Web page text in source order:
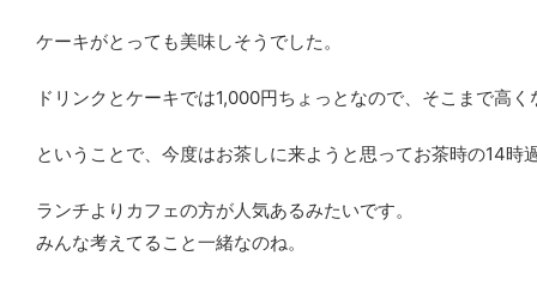
ケーキがとっても美味しそうでした。
ドリンクとケーキでは1,000円ちょっとなので、そこまで高く
ということで、今度はお茶しに来ようと思ってお茶時の14時
ランチよりカフェの方が人気あるみたいです。
みんな考えてること一緒なのね。